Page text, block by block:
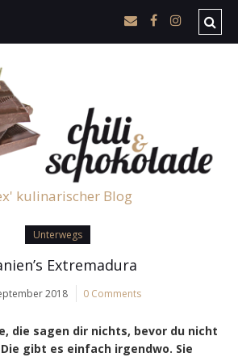
kulinarischer Blog
Unterwegs
Extremadura
2018 0 Comments
die sagen dir nichts, bevor du nicht
gibt es einfach irgendwo. Sie